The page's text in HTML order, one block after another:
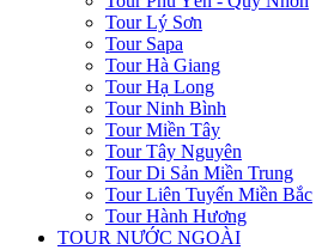
Tour Lý Sơn
Tour Sapa
Tour Hà Giang
Tour Hạ Long
Tour Ninh Bình
Tour Miền Tây
Tour Tây Nguyên
Tour Di Sản Miền Trung
Tour Liên Tuyến Miền Bắc
Tour Hành Hương
TOUR NƯỚC NGOÀI